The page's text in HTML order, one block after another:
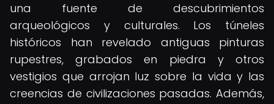
una fuente de descubrimientos
arqueológicos y culturales. Los túneles
históricos han revelado antiguas pinturas
rupestres, grabados en piedra y otros
vestigios que arrojan luz sobre la vida y las
creencias de civilizaciones pasadas. Además,